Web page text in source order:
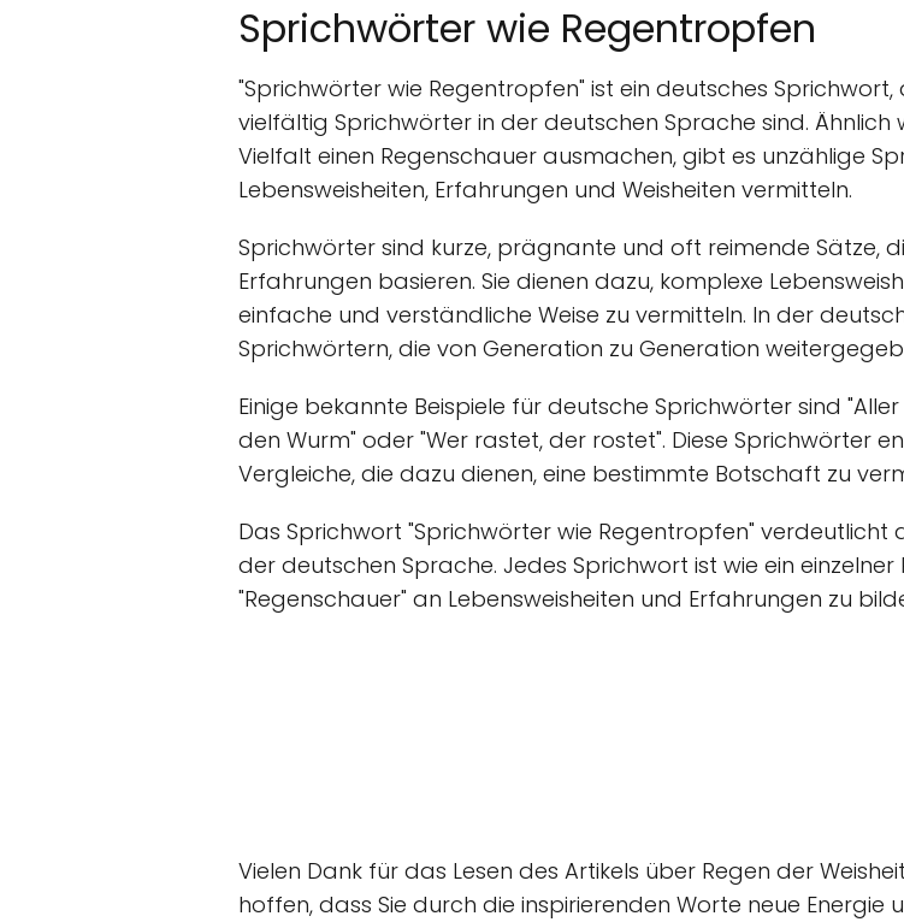
Sprichwörter wie Regentropfen
"Sprichwörter wie Regentropfen" ist ein deutsches
vielfältig Sprichwörter in der deutschen Sprache sind. Ähnlich
Vielfalt einen Regenschauer ausmachen, gibt es unzählige
Lebensweisheiten, Erfahrungen und Weisheiten vermitteln.
Sprichwörter sind kurze, prägnante und oft reimende Sätze,
Erfahrungen basieren. Sie dienen dazu, komplexe
einfache und verständliche Weise zu vermitteln. In der
Sprichwörtern, die von Generation zu Generation
Einige bekannte Beispiele für deutsche Sprichwörter sind
den Wurm" oder "Wer rastet, der rostet". Diese Sprichwörter
Vergleiche, die dazu dienen, eine bestimmte Botschaft zu
Das Sprichwort "Sprichwörter wie Regentropfen" verdeutlicht
der deutschen Sprache. Jedes Sprichwort ist wie ein
"Regenschauer" an Lebensweisheiten und Erfahrungen zu
Vielen Dank für das Lesen des Artikels über Regen der
hoffen, dass Sie durch die inspirierenden Worte neue